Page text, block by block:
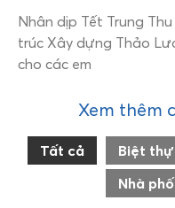
Nhân dịp Tết Trung
trúc Xây dựng Thảo
cho các em
Xem thêm
Tất cả Biệt thự
Nhà phố